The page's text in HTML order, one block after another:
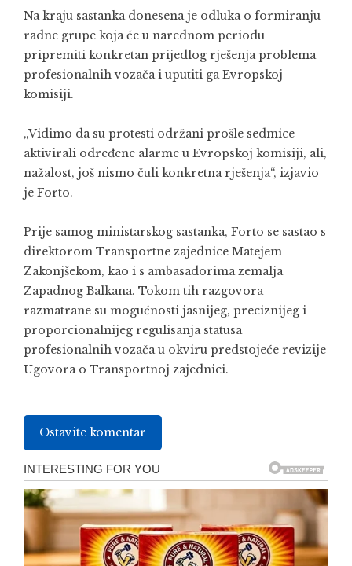
Na kraju sastanka donesena je odluka o formiranju
radne grupe koja će u narednom periodu
pripremiti konkretan prijedlog rješenja problema
profesionalnih vozača i uputiti ga Evropskoj
komisiji.
„Vidimo da su protesti održani prošle sedmice
aktivirali određene alarme u Evropskoj komisiji, ali,
nažalost, još nismo čuli konkretna rješenja“, izjavio
je Forto.
Prije samog ministarskog sastanka, Forto se sastao s
direktorom Transportne zajednice Matejem
Zakonjšekom, kao i s ambasadorima zemalja
Zapadnog Balkana. Tokom tih razgovora
razmatrane su mogućnosti jasnijeg, preciznijeg i
proporcionalnijeg regulisanja statusa
profesionalnih vozača u okviru predstojeće revizije
Ugovora o Transportnoj zajednici.
Ostavite komentar